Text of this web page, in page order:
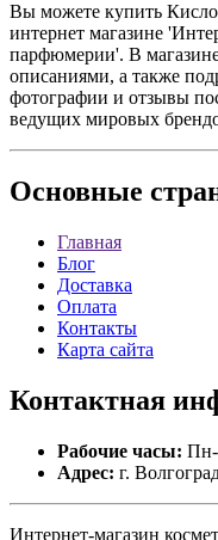
Вы можете купить
интернет магазине
парфюмерии'. В
описаниями, а также
фотографии и отзывы
ведущих мировых
Основные
Главная
Блог
Доставка
Оплата
Контакты
Карта сайта
Контактная
Рабочие часы: Пн-
Адрес: г.
Интернет-магазин